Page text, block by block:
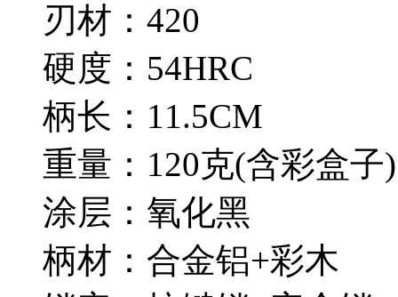
刃材：420
硬度：54HRC
柄长：11.5CM
重量：120克(含彩盒子)
涂层：氧化黑
柄材：合金铝+彩木